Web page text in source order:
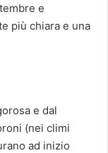
e
più chiara e una
e dal
(nei climi
ad inizio